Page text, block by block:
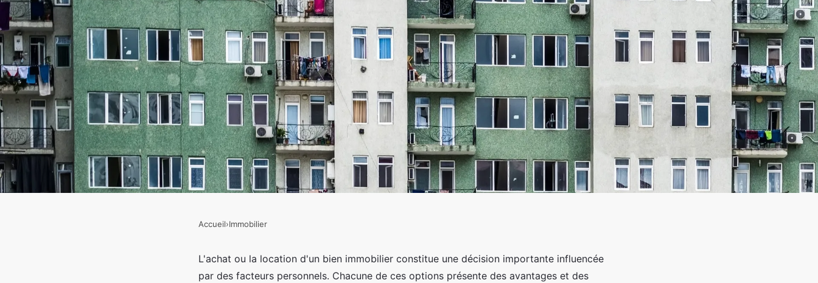
Comparaison location vs achat
Accueil›Immobilier
L'achat ou la location d'un bien immobilier constitue une décision importante influencée
par des facteurs personnels. Chacune de ces options présente des avantages et des